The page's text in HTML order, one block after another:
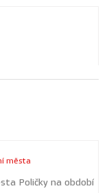
města
Poličky na období